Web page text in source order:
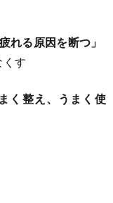
れる原因を断つ」
す
く整え、うまく使